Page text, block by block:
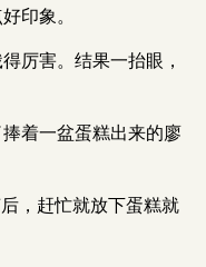
印象。
厉害。结果一抬眼，
着一盆蛋糕出来的廖
，赶忙就放下蛋糕就